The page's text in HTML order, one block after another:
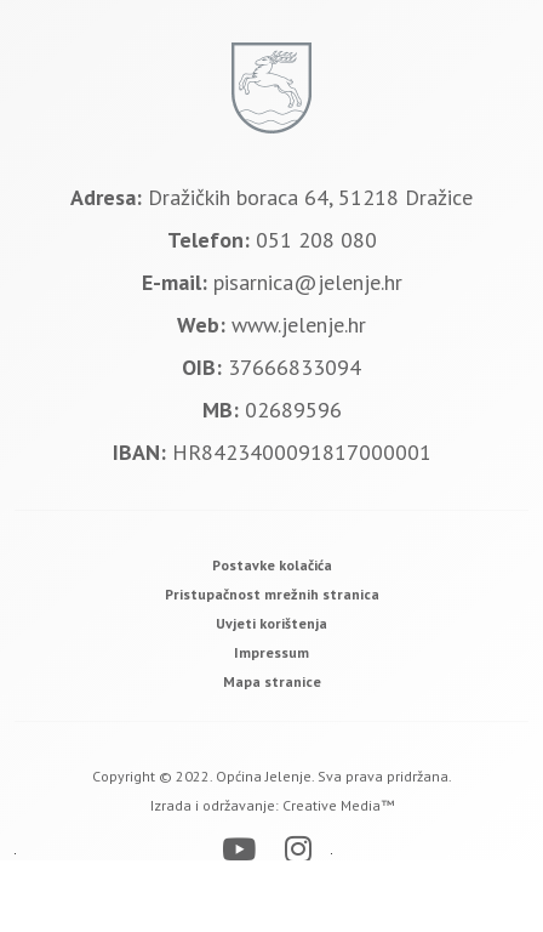
Adresa: Dražičkih boraca 64, 51218 Dražice
Telefon: 051 208 080
E-mail: pisarnica@jelenje.hr
Web: www.jelenje.hr
OIB: 37666833094
MB: 02689596
IBAN: HR8423400091817000001
Postavke kolačića
Pristupačnost mrežnih stranica
Uvjeti korištenja
Impressum
Mapa stranice
Copyright © 2022. Općina Jelenje. Sva prava pridržana.
Izrada i održavanje: Creative Media™